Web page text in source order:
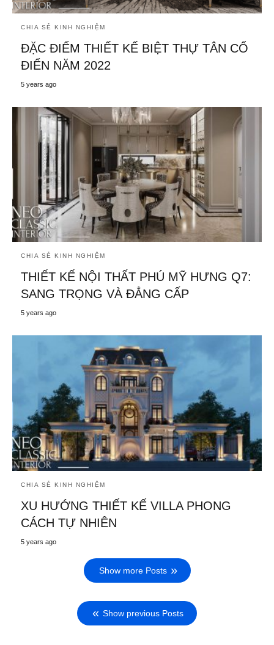
CHIA SẺ KINH NGHIỆM
ĐẶC ĐIỂM THIẾT KẾ BIỆT THỰ TÂN CỔ
ĐIỂN NĂM 2022
5 years ago
CHIA SẺ KINH NGHIỆM
THIẾT KẾ NỘI THẤT PHÚ MỸ HƯNG Q7:
SANG TRỌNG VÀ ĐẲNG CẤP
5 years ago
CHIA SẺ KINH NGHIỆM
XU HƯỚNG THIẾT KẾ VILLA PHONG
CÁCH TỰ NHIÊN
5 years ago
Show more Posts
Show previous Posts